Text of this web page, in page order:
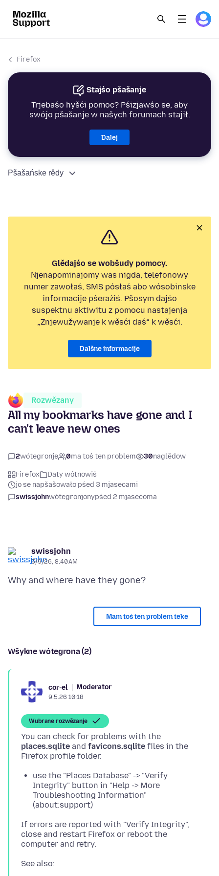
Firefox
Stajśo pšašanje
Trjebaśo hyšći pomoc? Pśizjawśo se, aby
swójo pšašanje w našych forumach stajił.
Dalej
Pšašańske rědy
Glědajśo se wobšudy pomocy.
Njenapominajomy was nigda, telefonowy
numer zawołaś, SMS pósłaś abo wósobinske
informacije pśeraźiś. Pšosym dajśo
suspektnu aktiwitu z pomocu nastajenja
„Znjewužywanje k wěsći daś“ k wěsći.
Dalšne informacije
Rozwězany
All my bookmarks have gone and I
can't leave new ones
2wótegronje 0ma toś ten problem 30naglědow
Firefox
Daty wótnowiś
jo se napšašowało pśed 3 mjasecami
swissjohnwótegronjonypśed 2 mjasecoma
swissjohn
5/9/26, 8:40 AM
Mam toś ten problem teke
Wšykne wótegrona (2)
cor-el Moderator
9.5.26 10:18
Wubrane rozwězanje
You can check for problems with the
places.sqlite and favicons.sqlite files in the
use the "Places Database" -> "Verify
Integrity" button in "Help -> More
Troubleshooting Information"
(about:support)
If errors are reported with "Verify Integrity",
close and restart Firefox or reboot the